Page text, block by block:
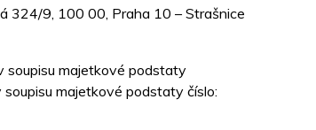
324/9, 100 00, Praha 10 – Strašnice
soupisu majetkové podstaty
majetkové podstaty číslo: